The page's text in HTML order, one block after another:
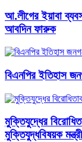
আ.লীগের ইয়াবা
আবদিন ফারুক
বিএনপির ইতিহাস
মুক্তিযুদ্ধের
মুক্তিযুদ্ধবিষয়ক মন্ত্রী